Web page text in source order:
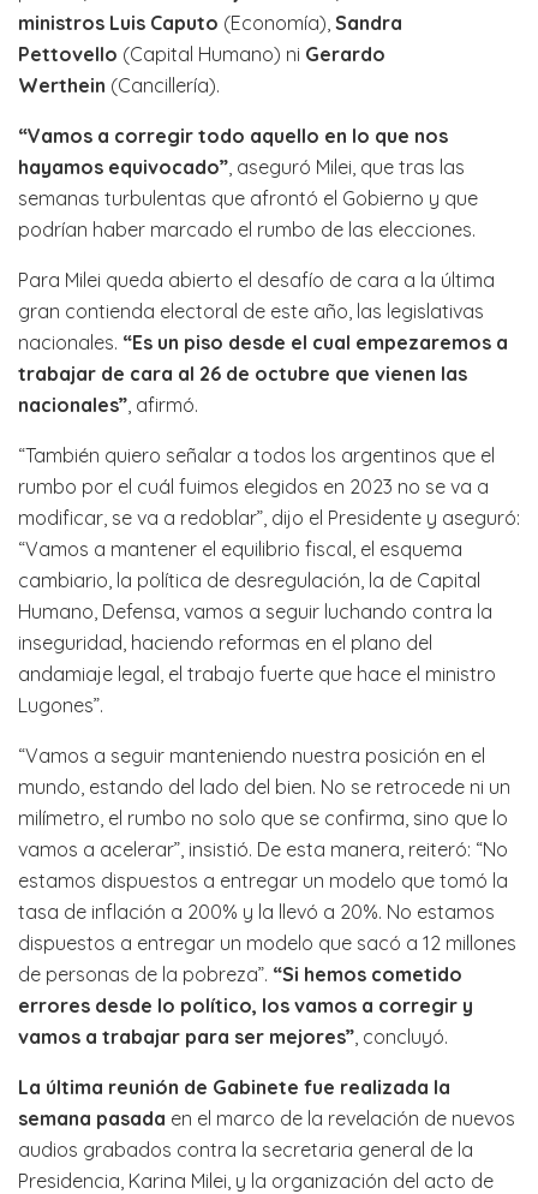
ministros Luis Caputo (Economía), Sandra
Pettovello (Capital Humano) ni Gerardo
Werthein (Cancillería).
“Vamos a corregir todo aquello en lo que nos
hayamos equivocado” , aseguró Milei, que tras las
semanas turbulentas que afrontó el Gobierno y que
podrían haber marcado el rumbo de las elecciones.
Para Milei queda abierto el desafío de cara a la última
gran contienda electoral de este año, las legislativas
nacionales. “Es un piso desde el cual empezaremos a
trabajar de cara al 26 de octubre que vienen las
nacionales” , afirmó.
“También quiero señalar a todos los argentinos que el
rumbo por el cuál fuimos elegidos en 2023 no se va a
modificar, se va a redoblar”, dijo el Presidente y aseguró:
“Vamos a mantener el equilibrio fiscal, el esquema
cambiario, la política de desregulación, la de Capital
Humano, Defensa, vamos a seguir luchando contra la
inseguridad, haciendo reformas en el plano del
andamiaje legal, el trabajo fuerte que hace el ministro
Lugones”.
“Vamos a seguir manteniendo nuestra posición en el
mundo, estando del lado del bien. No se retrocede ni un
milímetro, el rumbo no solo que se confirma, sino que lo
vamos a acelerar”, insistió. De esta manera, reiteró: “No
estamos dispuestos a entregar un modelo que tomó la
tasa de inflación a 200% y la llevó a 20%. No estamos
dispuestos a entregar un modelo que sacó a 12 millones
de personas de la pobreza”. “Si hemos cometido
errores desde lo político, los vamos a corregir y
vamos a trabajar para ser mejores” , concluyó.
La última reunión de Gabinete fue realizada la
semana pasada en el marco de la revelación de nuevos
audios grabados contra la secretaria general de la
Presidencia, Karina Milei, y la organización del acto de